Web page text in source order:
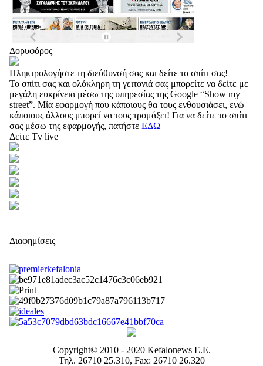
Δορυφόρος
Πληκτρολογήστε τη διεύθυνσή σας και δείτε το σπίτι σας!
Το σπίτι σας και ολόκληρη τη γειτονιά σας μπορείτε να δείτε με
μεγάλη ευκρίνεια μέσω της υπηρεσίας της Google “Show my
street”. Μία εφαρμογή που κάποιους θα τους ενθουσιάσει, ενώ
κάποιους άλλους μπορεί να τους τρομάξει! Για να δείτε το σπίτι
σας μέσω της εφαρμογής, πατήστε ΕΔΩ
Δείτε Tv live
Διαφημίσεις
Copyright© 2010 - 2020 Kefalonews Ε.E.
Τηλ. 26710 25.310, Fax: 26710 26.320